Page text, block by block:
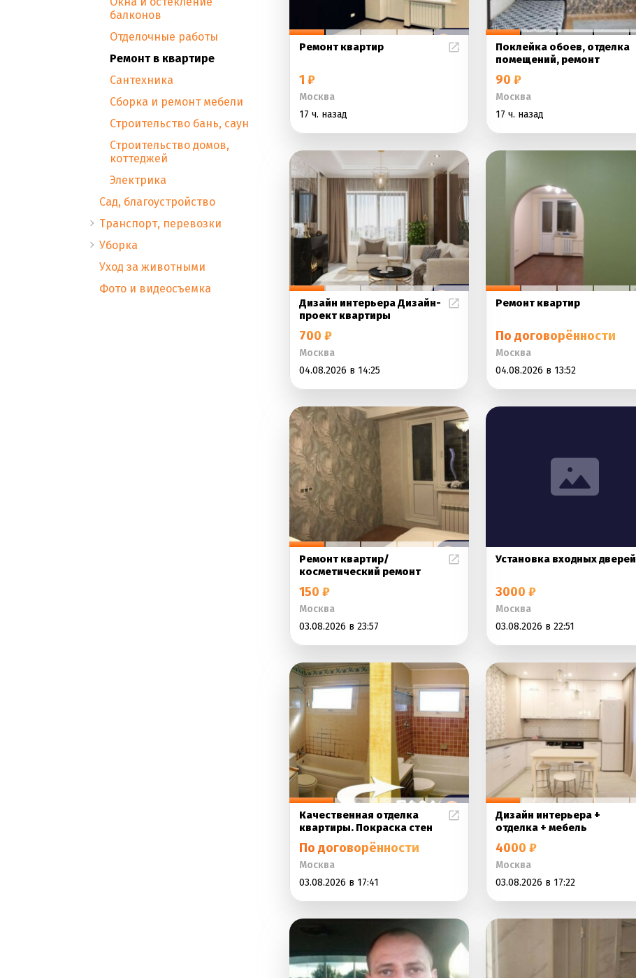
балконов
Отделочные работы
Ремонт в квартире
Сантехника
Сборка и ремонт мебели
Строительство бань, саун
Строительство домов,
коттеджей
Электрика
Сад, благоустройство
Транспорт, перевозки
Уборка
Уход за животными
Фото и видеосъемка
Ремонт квартир
1 ₽
Москва
17 ч. назад
Поклейка обоев, отделка
помещений, ремонт
90 ₽
Москва
17 ч. назад
Дизайн интерьера Дизайн-
проект квартиры
700 ₽
Москва
04.08.2026 в 14:25
Ремонт квартир
По договорённости
Москва
04.08.2026 в 13:52
Ремонт квартир/
косметический ремонт
150 ₽
Москва
03.08.2026 в 23:57
Установка входных дверей
3000 ₽
Москва
03.08.2026 в 22:51
Качественная отделка
квартиры. Покраска стен
По договорённости
Москва
03.08.2026 в 17:41
Дизайн интерьера +
отделка + мебель
4000 ₽
Москва
03.08.2026 в 17:22